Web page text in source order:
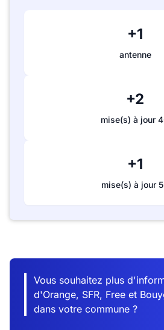
+1
antenne
+2
mise(s) à jour
+1
mise(s) à jour
Vous souhaitez plus
d'Orange, SFR, Free et
dans votre commune ?